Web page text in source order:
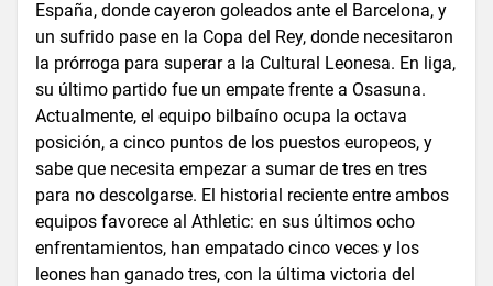
España, donde cayeron goleados ante el Barcelona, y
un sufrido pase en la Copa del Rey, donde necesitaron
la prórroga para superar a la Cultural Leonesa. En liga,
su último partido fue un empate frente a Osasuna.
Actualmente, el equipo bilbaíno ocupa la octava
posición, a cinco puntos de los puestos europeos, y
sabe que necesita empezar a sumar de tres en tres
para no descolgarse. El historial reciente entre ambos
equipos favorece al Athletic: en sus últimos ocho
enfrentamientos, han empatado cinco veces y los
leones han ganado tres, con la última victoria del